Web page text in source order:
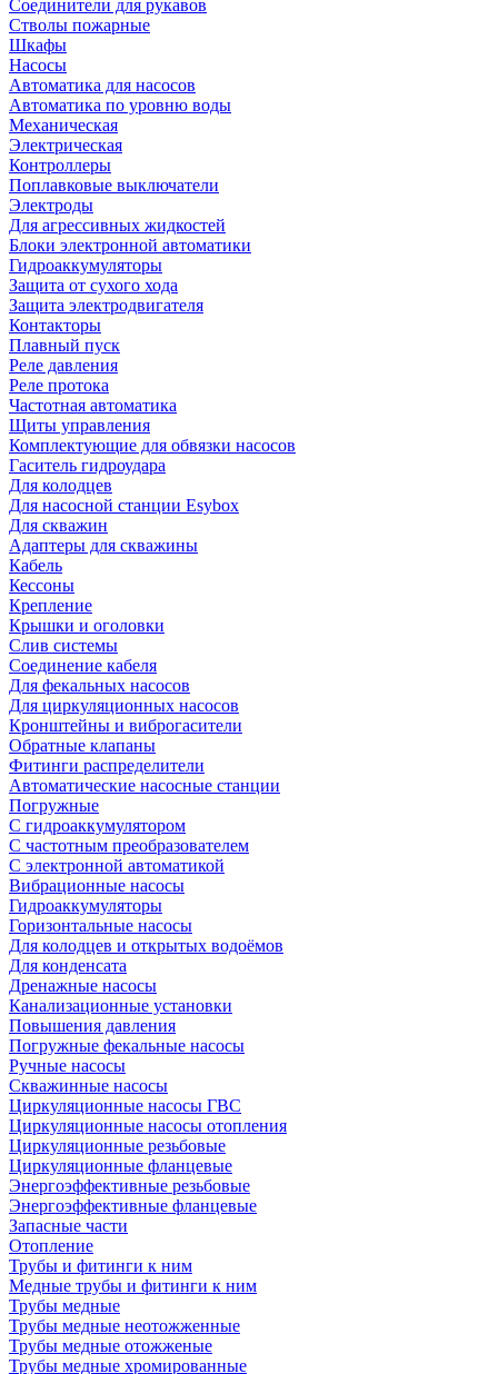
Соединители для рукавов
Стволы пожарные
Шкафы
Насосы
Автоматика для насосов
Автоматика по уровню воды
Механическая
Электрическая
Контроллеры
Поплавковые выключатели
Электроды
Для агрессивных жидкостей
Блоки электронной автоматики
Гидроаккумуляторы
Защита от сухого хода
Защита электродвигателя
Контакторы
Плавный пуск
Реле давления
Реле протока
Частотная автоматика
Щиты управления
Комплектующие для обвязки насосов
Гаситель гидроудара
Для колодцев
Для насосной станции Esybox
Для скважин
Адаптеры для скважины
Кабель
Кессоны
Крепление
Крышки и оголовки
Слив системы
Соединение кабеля
Для фекальных насосов
Для циркуляционных насосов
Кронштейны и виброгасители
Обратные клапаны
Фитинги распределители
Автоматические насосные станции
Погружные
С гидроаккумулятором
С частотным преобразователем
С электронной автоматикой
Вибрационные насосы
Гидроаккумуляторы
Горизонтальные насосы
Для колодцев и открытых водоёмов
Для конденсата
Дренажные насосы
Канализационные установки
Повышения давления
Погружные фекальные насосы
Ручные насосы
Скважинные насосы
Циркуляционные насосы ГВС
Циркуляционные насосы отопления
Циркуляционные резьбовые
Циркуляционные фланцевые
Энергоэффективные резьбовые
Энергоэффективные фланцевые
Запасные части
Отопление
Трубы и фитинги к ним
Медные трубы и фитинги к ним
Трубы медные
Трубы медные неотожженные
Трубы медные отожженые
Трубы медные хромированные